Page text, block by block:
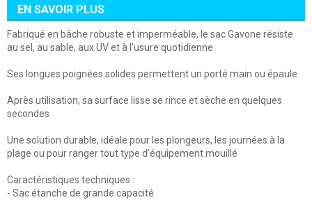
EN SAVOIR PLUS
Fabriqué en bâche robuste et imperméable, le sac Gavone résiste
au sel, au sable, aux UV et à l'usure quotidienne
Ses longues poignées solides permettent un porté main ou épaule
Après utilisation, sa surface lisse se rince et sèche en quelques
secondes
Une solution durable, idéale pour les plongeurs, les journées à la
plage ou pour ranger tout type d'équipement mouillé
Caractéristiques techniques :
- Sac étanche de grande capacité